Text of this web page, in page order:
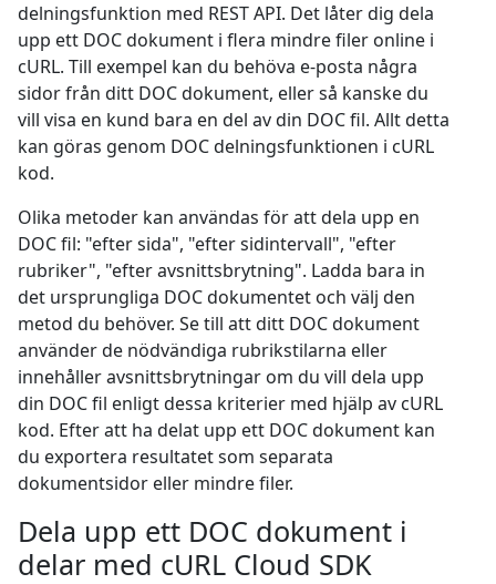
delningsfunktion med REST API. Det låter dig dela
upp ett DOC dokument i flera mindre filer online i
cURL. Till exempel kan du behöva e-posta några
sidor från ditt DOC dokument, eller så kanske du
vill visa en kund bara en del av din DOC fil. Allt detta
kan göras genom DOC delningsfunktionen i cURL
kod.
Olika metoder kan användas för att dela upp en
DOC fil: "efter sida", "efter sidintervall", "efter
rubriker", "efter avsnittsbrytning". Ladda bara in
det ursprungliga DOC dokumentet och välj den
metod du behöver. Se till att ditt DOC dokument
använder de nödvändiga rubrikstilarna eller
innehåller avsnittsbrytningar om du vill dela upp
din DOC fil enligt dessa kriterier med hjälp av cURL
kod. Efter att ha delat upp ett DOC dokument kan
du exportera resultatet som separata
dokumentsidor eller mindre filer.
Dela upp ett DOC dokument i
delar med cURL Cloud SDK